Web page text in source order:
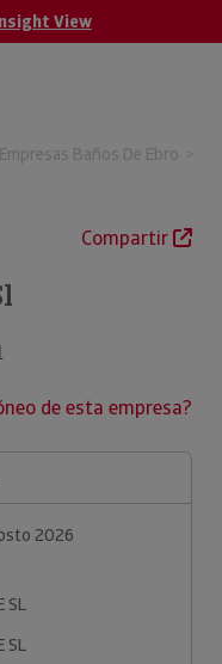
View
Empresas Baños De Ebro
Compartir
de esta empresa?
2026
SL
SL